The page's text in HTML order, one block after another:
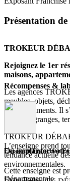
Présentation
TROKEUR
Rejoignez le 1er
maisons,
Les agences
meubles, objets,
déménagements. Il
greniers, granges,
TROKEUR
L’enseigne prend
tendance actuelle
environnementales.
Récompenses &
Exposant Franchise
Cette enseigne est
Où implanter
Départementale.